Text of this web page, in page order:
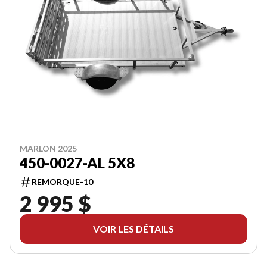
MARLON 2025
450-0027-AL 5X8
REMORQUE-10
2 995 $
VOIR LES DÉTAILS